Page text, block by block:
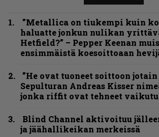
”Metallica on tiukempi kuin
haluatte jonkun nulikan
Hetfield?” – Pepper Keenan
ensimmäistä koesoittoaan
”He ovat tuoneet soittoon jotain
Sepulturan Andreas Kisser
jonka riffit ovat tehneet
Blind Channel aktivoituu
ja jäähallikeikan merkeissä